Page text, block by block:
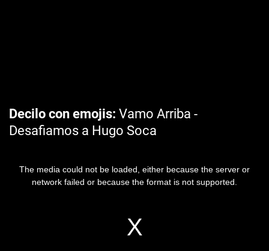
Decilo con emojis Vamo Arriba -
Desafiamos a Hugo Soca
The media could not be loaded, either because the server or
network failed or because the format is not supported.